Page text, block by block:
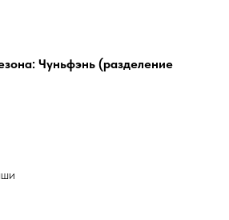
Чуньфэнь (разделение